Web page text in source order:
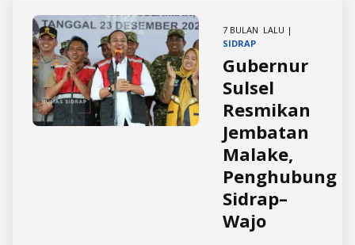
7 BULAN LALU |
SIDRAP
Gubernur
Sulsel
Resmikan
Jembatan
Malake,
Penghubung
Sidrap–
Wajo